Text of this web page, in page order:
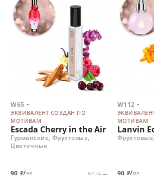
W65 .
ЭКВИВАЛЕНТ СОЗДАН ПО
МОТИВАМ
Escada Cherry in the Air
Гурманские, Фруктовые,
Цветочные
90 /мл
W112 .
МОТИВАМ
Lanvin
90 /мл